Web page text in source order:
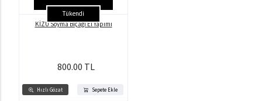
Tükendi
Hızlı Gözat Sepete Ekle
KİZU Soyma Bıçağı El Yapımı
800.00 TL